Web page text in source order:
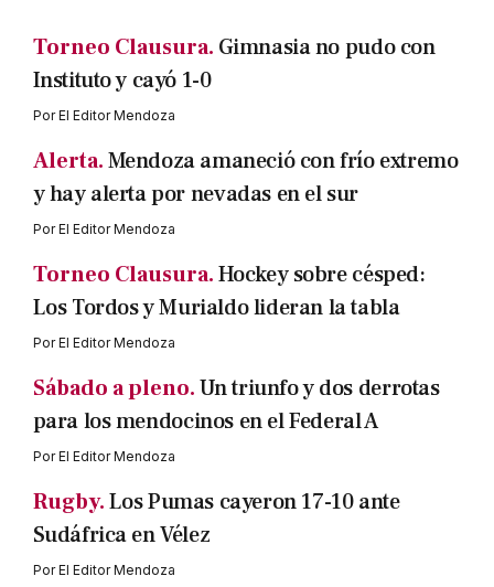
Torneo Clausura. Gimnasia no pudo con
Instituto y cayó 1-0
PorEl Editor Mendoza
Alerta.Mendoza amaneció con frío extremo
y hay alerta por nevadas en el sur
PorEl Editor Mendoza
Torneo Clausura.Hockey sobre césped:
Los Tordos y Murialdo lideran la tabla
PorEl Editor Mendoza
Sábado a pleno.Un triunfo y dos derrotas
para los mendocinos en el Federal A
PorEl Editor Mendoza
Rugby.Los Pumas cayeron 17-10 ante
Sudáfrica en Vélez
PorEl Editor Mendoza